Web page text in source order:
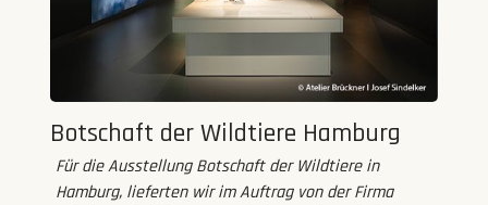
Botschaft der Wildtiere Hamburg
Für die Ausstellung Botschaft der Wildtiere in
Hamburg, lieferten wir im Auftrag von der Firma